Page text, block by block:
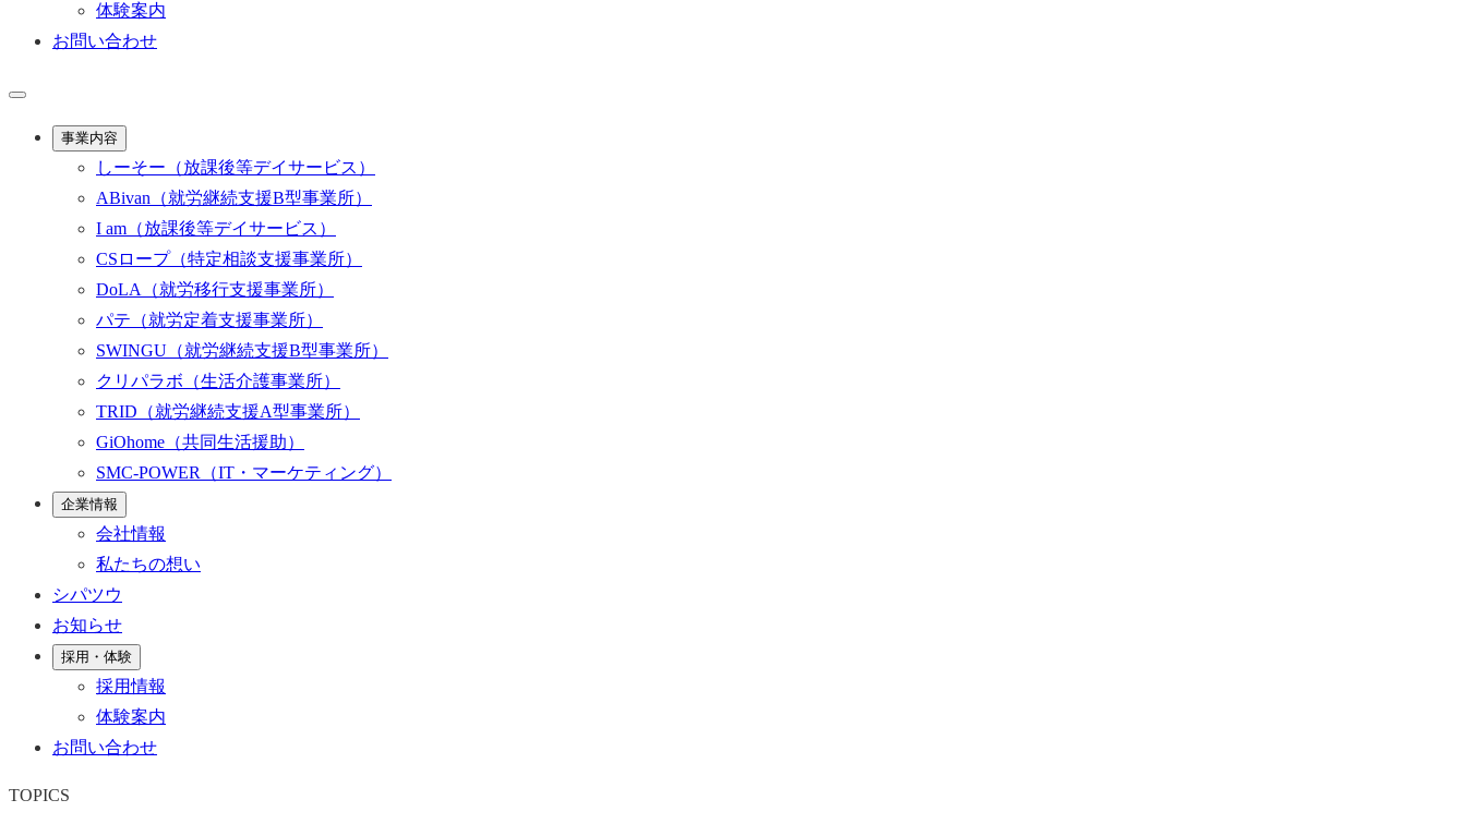
体験案内
お問い合わせ
事業内容
しーそー （放課後等デイサービス）
ABivan （就労継続支援B型事業所）
I am （放課後等デイサービス）
CSロープ（特定相談支援事業所）
DoLA
（就労移行支援事業所）
パテ （就労定着支援事業所）
SWINGU （就労継続支援B型事業所）
クリパラボ （生活介護事業所）
TRID （就労継続支援A型事業所）
GiOhome （共同生活援助）
SMC-POWER
（IT・マーケティング）
企業情報
会社情報
私たちの想い
シパツウ
お知らせ
採用・体験
採用情報
体験案内
お問い合わせ
TOPICS